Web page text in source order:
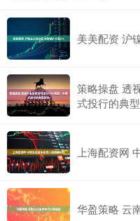
美美配资 沪
策略操盘 透
式投行的典
上海配资网
华盈策略 云